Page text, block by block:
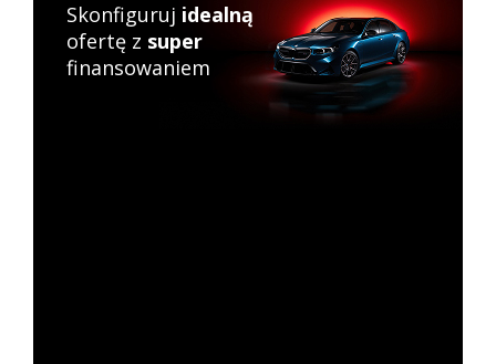
Skonfiguruj idealną
ofertę z super
finansowaniem